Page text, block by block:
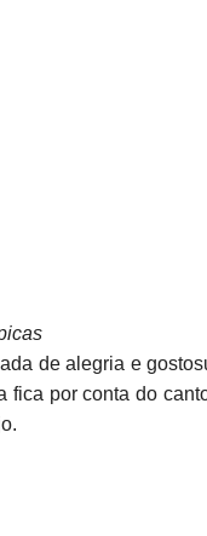
de alegria e
por conta do